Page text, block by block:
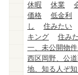
休暇
休業
価格
低金利
し
住みたい
キング
住み
一、未公開物件
西区岡野、公
地、知る人ぞ